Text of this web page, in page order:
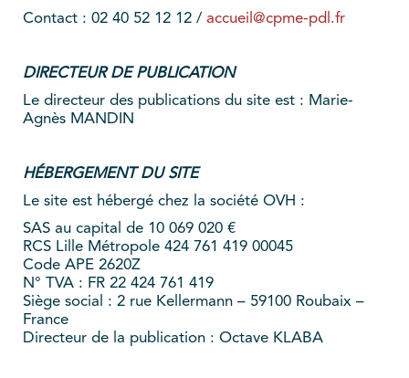
Contact : 02 40 52 12 12 / accueil@cpme-pdl.fr
DIRECTEUR DE PUBLICATION
Le directeur des publications du site est : Marie-
Agnès MANDIN
HÉBERGEMENT DU SITE
Le site est hébergé chez la société OVH :
SAS au capital de 10 069 020 €
RCS Lille Métropole 424 761 419 00045
Code APE 2620Z
N° TVA : FR 22 424 761 419
Siège social : 2 rue Kellermann – 59100 Roubaix –
France
Directeur de la publication : Octave KLABA